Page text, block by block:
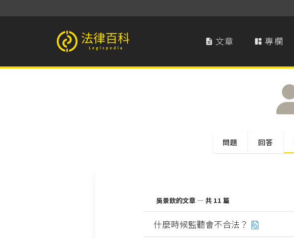
法律百科 Legispedia  文章  專欄
問題 回答
吳景欽的文章 — 共 11 篇
什麼時候監聽會不合法？